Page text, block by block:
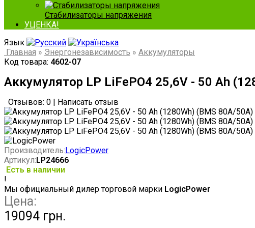
Стабилизаторы напряжения
УЦЕНКА!
Язык
Главная » Энергонезависимость » Аккумуляторы
Код товара: 4602-07
Аккумулятор LP LiFePO4 25,6V - 50 Ah
Отзывов: 0 Написать отзыв
Производитель: LogicPower
Артикул: LP24666
Есть в наличии
!
Мы официальный дилер торговой марки LogicPower
Цена:
19094 грн.